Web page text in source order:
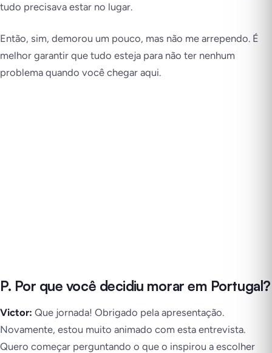
tudo precisava estar no lugar.
Então, sim, demorou um pouco, mas não me arrependo. É
melhor garantir que tudo esteja para não ter nenhum
problema quando você chegar aqui.
P. Por que você decidiu morar em Portugal?
Victor: Que jornada! Obrigado pela apresentação.
Novamente, estou muito animado com esta entrevista.
Quero começar perguntando o que o inspirou a escolher